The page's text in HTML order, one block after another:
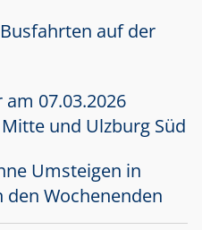
auf der
am 07.03.2026
und Ulzburg Süd
Umsteigen in
Wochenenden